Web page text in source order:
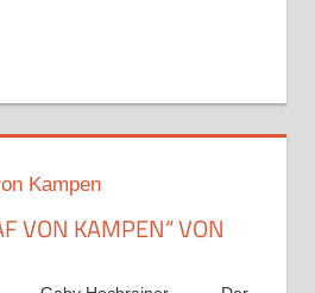
VON KAMPEN“ VON